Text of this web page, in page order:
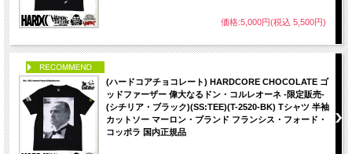
価格:5,000円(税込 5,500円)
(ハードコアチョコレート) HARDCORE CHOCOLATE ゴ
ッドファーザー 偉大なるドン・コルレオーネ -限定販売-
(シチリア・ブラック)(SS:TEE)(T-2520-BK) Tシャツ 半袖
カットソー マーロン・ブランド フランシス・フォード・
コッポラ 国内正規品